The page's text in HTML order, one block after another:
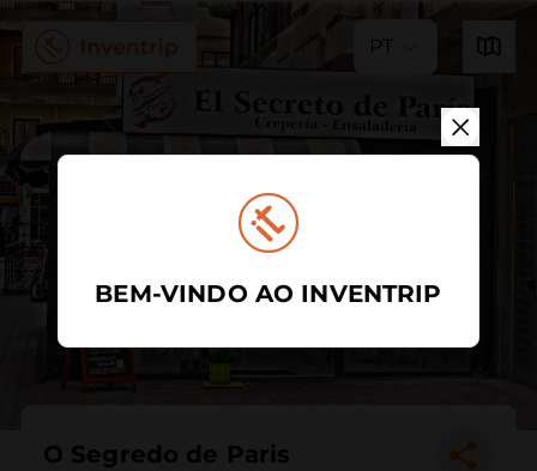
PT
O Segredo de Paris
BEM-VINDO AO INVENTRIP